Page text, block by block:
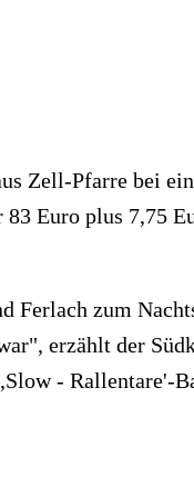
Zell-Pfarre bei
Euro plus 7,75
Ferlach zum
erzählt der
- Rallentare'-